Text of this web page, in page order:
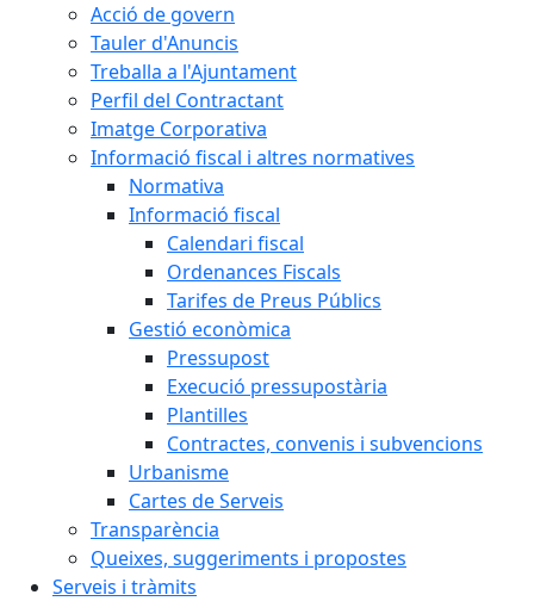
Acció de govern
Tauler d'Anuncis
Treballa a l'Ajuntament
Perfil del Contractant
Imatge Corporativa
Informació fiscal i altres normatives
Normativa
Informació fiscal
Calendari fiscal
Ordenances Fiscals
Tarifes de Preus Públics
Gestió econòmica
Pressupost
Execució pressupostària
Plantilles
Contractes, convenis i subvencions
Urbanisme
Cartes de Serveis
Transparència
Queixes, suggeriments i propostes
Serveis i tràmits